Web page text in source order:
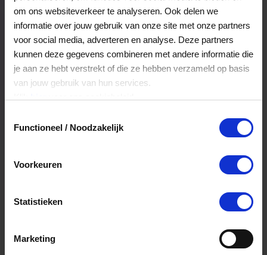
om ons websiteverkeer te analyseren. Ook delen we
informatie over jouw gebruik van onze site met onze partners
voor social media, adverteren en analyse. Deze partners
kunnen deze gegevens combineren met andere informatie die
je aan ze hebt verstrekt of die ze hebben verzameld op basis
van jouw gebruik van hun services.
Functioneel / Noodzakelijk
Voorkeuren
Statistieken
Marketing
Veelgestelde Vragen
Hoelang blijft mijn saldo geldig?
Het volledige saldo op de VVV cadeaukaart
is minimaal drie jaar geldig.
Kan ik het saldo in delen besteden?
cadeaukaart in delen uitgeven.
Ja, je mag het saldo van je VVV
cadeaukaart in delen uitgeven.